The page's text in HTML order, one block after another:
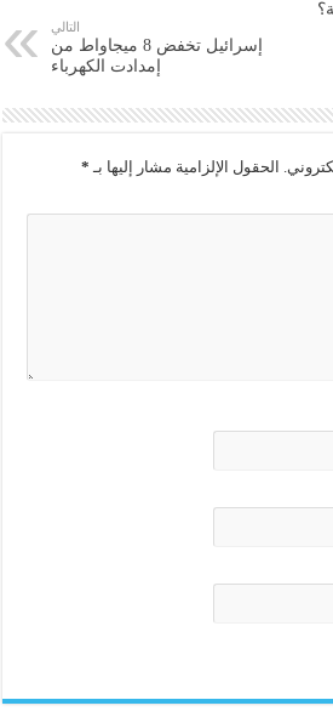
التالي
إسرائيل تخفض 8 ميجاواط من
إمدادت الكهرباء
الحقول الإلزامية مشار إليها بـ *